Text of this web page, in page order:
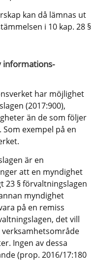
kan då lämnas ut
i 10 kap. 28 §
informations-
har möjlighet
(2017:900),
än de som följer
Som exempel på en
är en
att en myndighet
23 § förvaltningslagen
myndighet
på en remiss
det vill
Ingen av dessa
(prop. 2016/17:180